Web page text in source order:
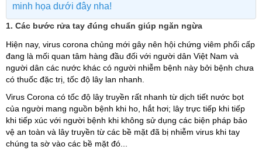
minh họa dưới đây nha!
1. Các bước rửa tay đúng chuẩn giúp ngăn ngừa
Hiện nay, virus corona chủng mới gây nên hội chứng viêm phổi cấp
đang là mối quan tâm hàng đầu đối với người dân Việt Nam và
người dân các nước khác có người nhiễm bệnh này bởi bệnh chưa
có thuốc đặc trị, tốc độ lây lan nhanh.
Virus Corona có tốc độ lây truyền rất nhanh từ dịch tiết nước bọt
của người mang nguồn bệnh khi ho, hắt hơi; lây trực tiếp khi tiếp
khi tiếp xúc với người bệnh khi không sử dụng các biện pháp bảo
vệ an toàn và lây truyền từ các bề mặt đã bị nhiễm virus khi tay
chúng ta sờ vào các bề mặt đó...